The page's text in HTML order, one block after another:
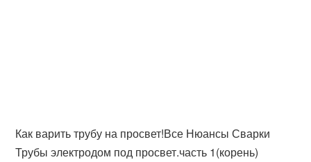
Как варить трубу на просвет!Все Нюансы Сварки
Трубы электродом под просвет.часть 1(корень)